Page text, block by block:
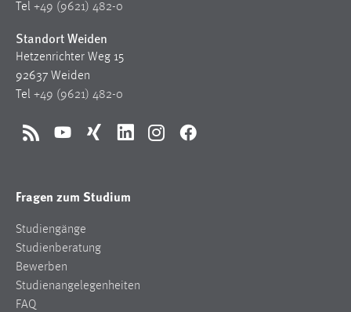
Tel +49 (9621) 482-0
Standort Weiden
Hetzenrichter Weg 15
92637 Weiden
Tel +49 (9621) 482-0
RSS YouTubeXing LinkedInInstagramFacebook
Fragen zum Studium
Studiengänge
Studienberatung
Bewerben
Studienangelegenheiten
FAQ
Conversion-Tracking
Cookie Laufzeit:
3 Monate
Name:
Facebook
Zweck:
Conversion-Tracking
Cookie Laufzeit:
3 Monate